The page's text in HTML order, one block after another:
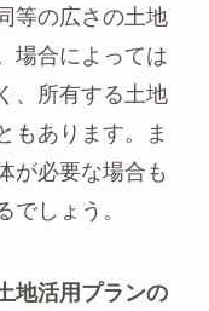
等の広さの土地
場合によっては
、所有する土地
もあります。ま
が必要な場合も
でしょう。
地活用プランの